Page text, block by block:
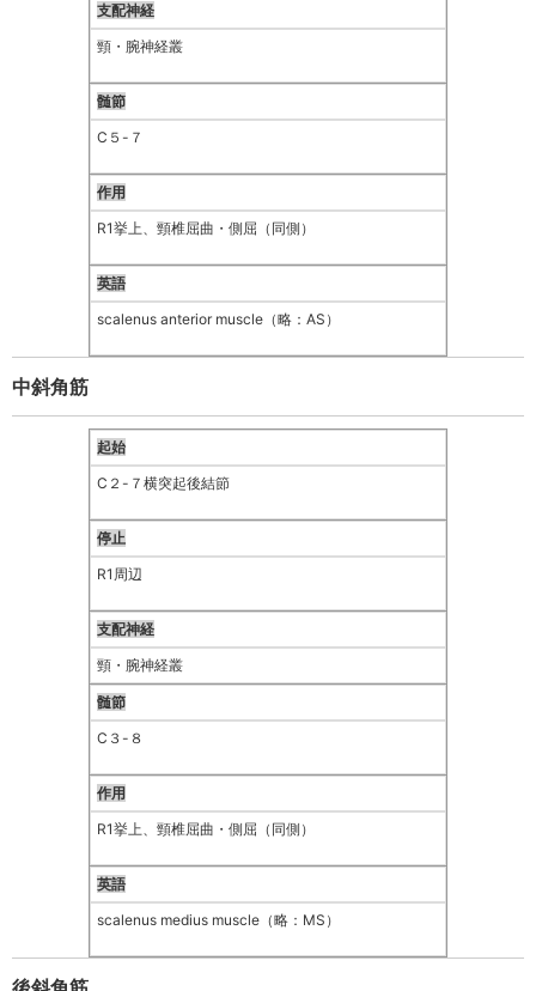
支配神経
頸・腕神経叢
髄節
C５-７
作用
R1挙上、頸椎屈曲・側屈（同側）
英語
scalenus anterior muscle（略：AS）
中斜角筋
起始
C２-７横突起後結節
停止
R1周辺
支配神経
頸・腕神経叢
髄節
C３-８
作用
R1挙上、頸椎屈曲・側屈（同側）
英語
scalenus medius muscle（略：MS）